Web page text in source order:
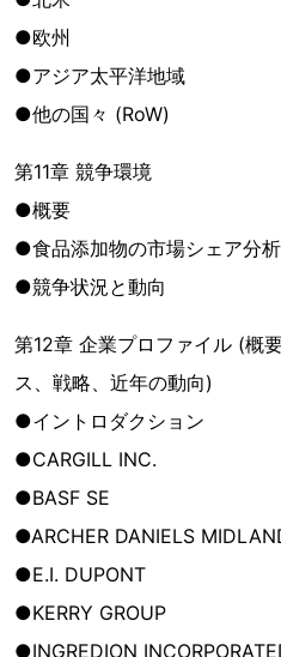
●欧州
●アジア太平洋地域
●他の国々 (RoW)
第11章 競争環境
●概要
●食品添加物の市場シェア分析
●競争状況と動向
第12章 企業プロファイル (概
ス、戦略、近年の動向)
●イントロダクション
●CARGILL INC.
●BASF SE
●ARCHER DANIELS
●E.I. DUPONT
●KERRY GROUP
●INGREDION